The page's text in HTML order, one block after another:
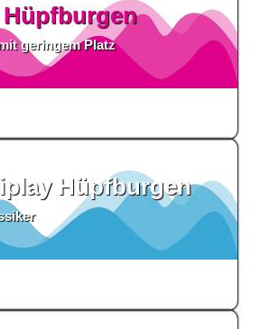
geringem Platz
Hüpfburgen